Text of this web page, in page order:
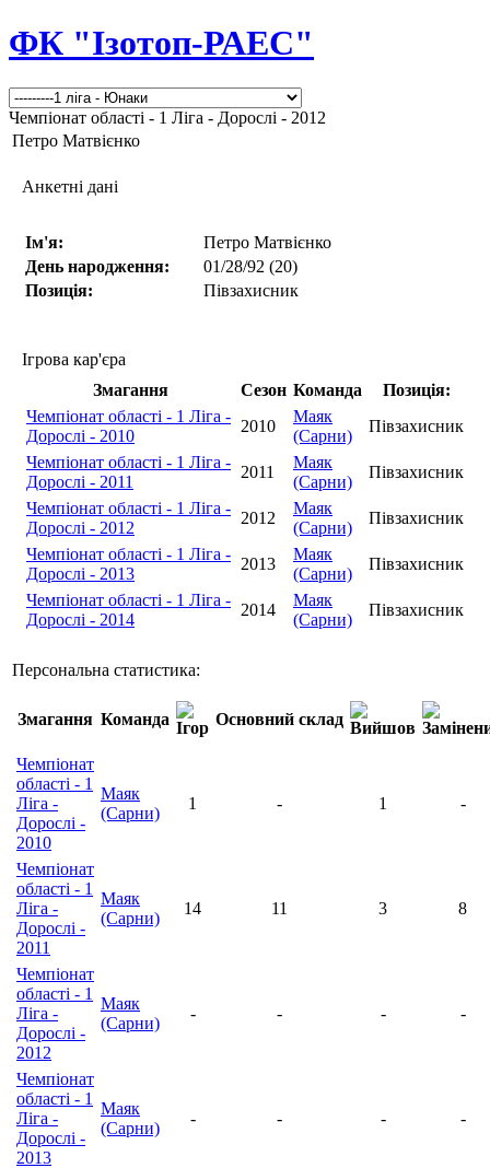
ФК "Ізотоп-РАЕС"
Чемпіонат області - 1 Ліга - Дорослі - 2012
Петро Матвієнко
Анкетні дані
Ім'я:
Петро Матвієнко
День народження:
01/28/92 (20)
Позиція:
Півзахисник
Ігрова кар'єра
Змагання
Сезон Команда
Позиція:
Чемпіонат області - 1 Ліга -
Дорослі - 2010
2010
Маяк
(Сарни)
Півзахисник
Чемпіонат області - 1 Ліга -
Дорослі - 2011
2011
Маяк
(Сарни)
Півзахисник
Чемпіонат області - 1 Ліга -
Дорослі - 2012
2012
Маяк
(Сарни)
Півзахисник
Чемпіонат області - 1 Ліга -
Дорослі - 2013
2013
Маяк
(Сарни)
Півзахисник
Чемпіонат області - 1 Ліга -
Дорослі - 2014
2014
Маяк
(Сарни)
Півзахисник
Персональна статистика:
Змагання Команда Основний склад
Чемпіонат
області - 1
Ліга -
Дорослі -
2010
Маяк
(Сарни)
1 - 1 -
Чемпіонат
області - 1
Ліга -
Дорослі -
2011
Маяк
(Сарни)
14 11 3 8
Чемпіонат
області - 1
Ліга -
Дорослі -
2012
Маяк
(Сарни)
- - - -
Чемпіонат
області - 1
Ліга -
Дорослі -
2013
Маяк
(Сарни)
- - - -